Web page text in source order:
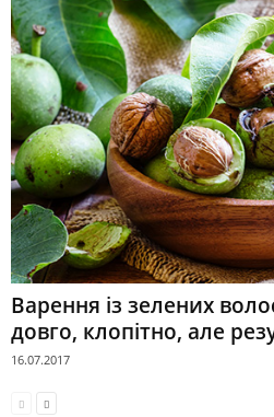
Варення із зелених
довго, клопітно, але
16.07.2017